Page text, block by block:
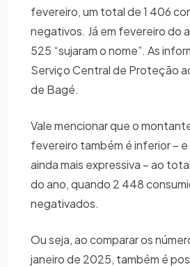
fevereiro, um total de 1 406
negativos. Já em fevereiro do
525 “sujaram o nome”. As
Serviço Central de Proteção
de Bagé.
Vale mencionar que o
fevereiro também é inferior –
ainda mais expressiva – ao
do ano, quando 2 448
negativados.
Ou seja, ao comparar os
janeiro de 2025, também é